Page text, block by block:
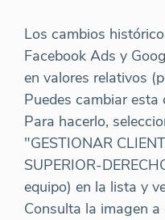
Los cambios
Facebook Ads y
en valores relativos
Puedes cambiar
Para hacerlo,
"GESTIONAR
SUPERIOR-
equipo) en la lista y
Consulta la imagen